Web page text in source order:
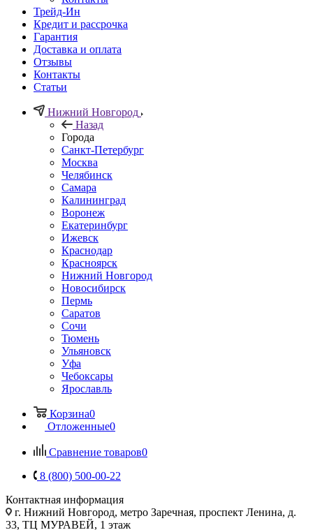
Трейд-Ин
Кредит и рассрочка
Гарантия
Доставка и оплата
Отзывы
Контакты
Статьи
Нижний Новгород
Назад
Города
Санкт-Петербург
Москва
Челябинск
Самара
Калининград
Воронеж
Екатеринбург
Ижевск
Краснодар
Красноярск
Нижний Новгород
Новосибирск
Пермь
Саратов
Сочи
Тюмень
Ульяновск
Уфа
Чебоксары
Ярославль
Корзина0
Отложенные0
Сравнение товаров0
8 (800) 500-00-22
Контактная информация
г. Нижний Новгород, метро Заречная, проспект Ленина, д.
33, ТЦ МУРАВЕЙ, 1 этаж